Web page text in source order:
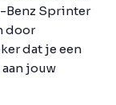
Benz Sprinter
door
dat je een
jouw